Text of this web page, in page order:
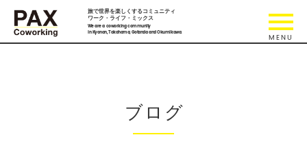
旅で世界を楽しくするコミュニティ
ワーク・ライフ・ミックス
We are a coworking community
in Kyonan, Takahama, Gotanda and Okumikawa.
ブログ